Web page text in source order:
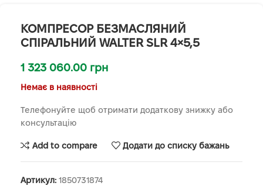
КОМПРЕСОР БЕЗМАСЛЯНИЙ
СПІРАЛЬНИЙ WALTER SLR 4×5,5
1 323 060.00 грн
Немає в наявності
Телефонуйте щоб отримати додаткову знижку або
консультацію
Add to compare Додати до списку бажань
Артикул: 1850731874